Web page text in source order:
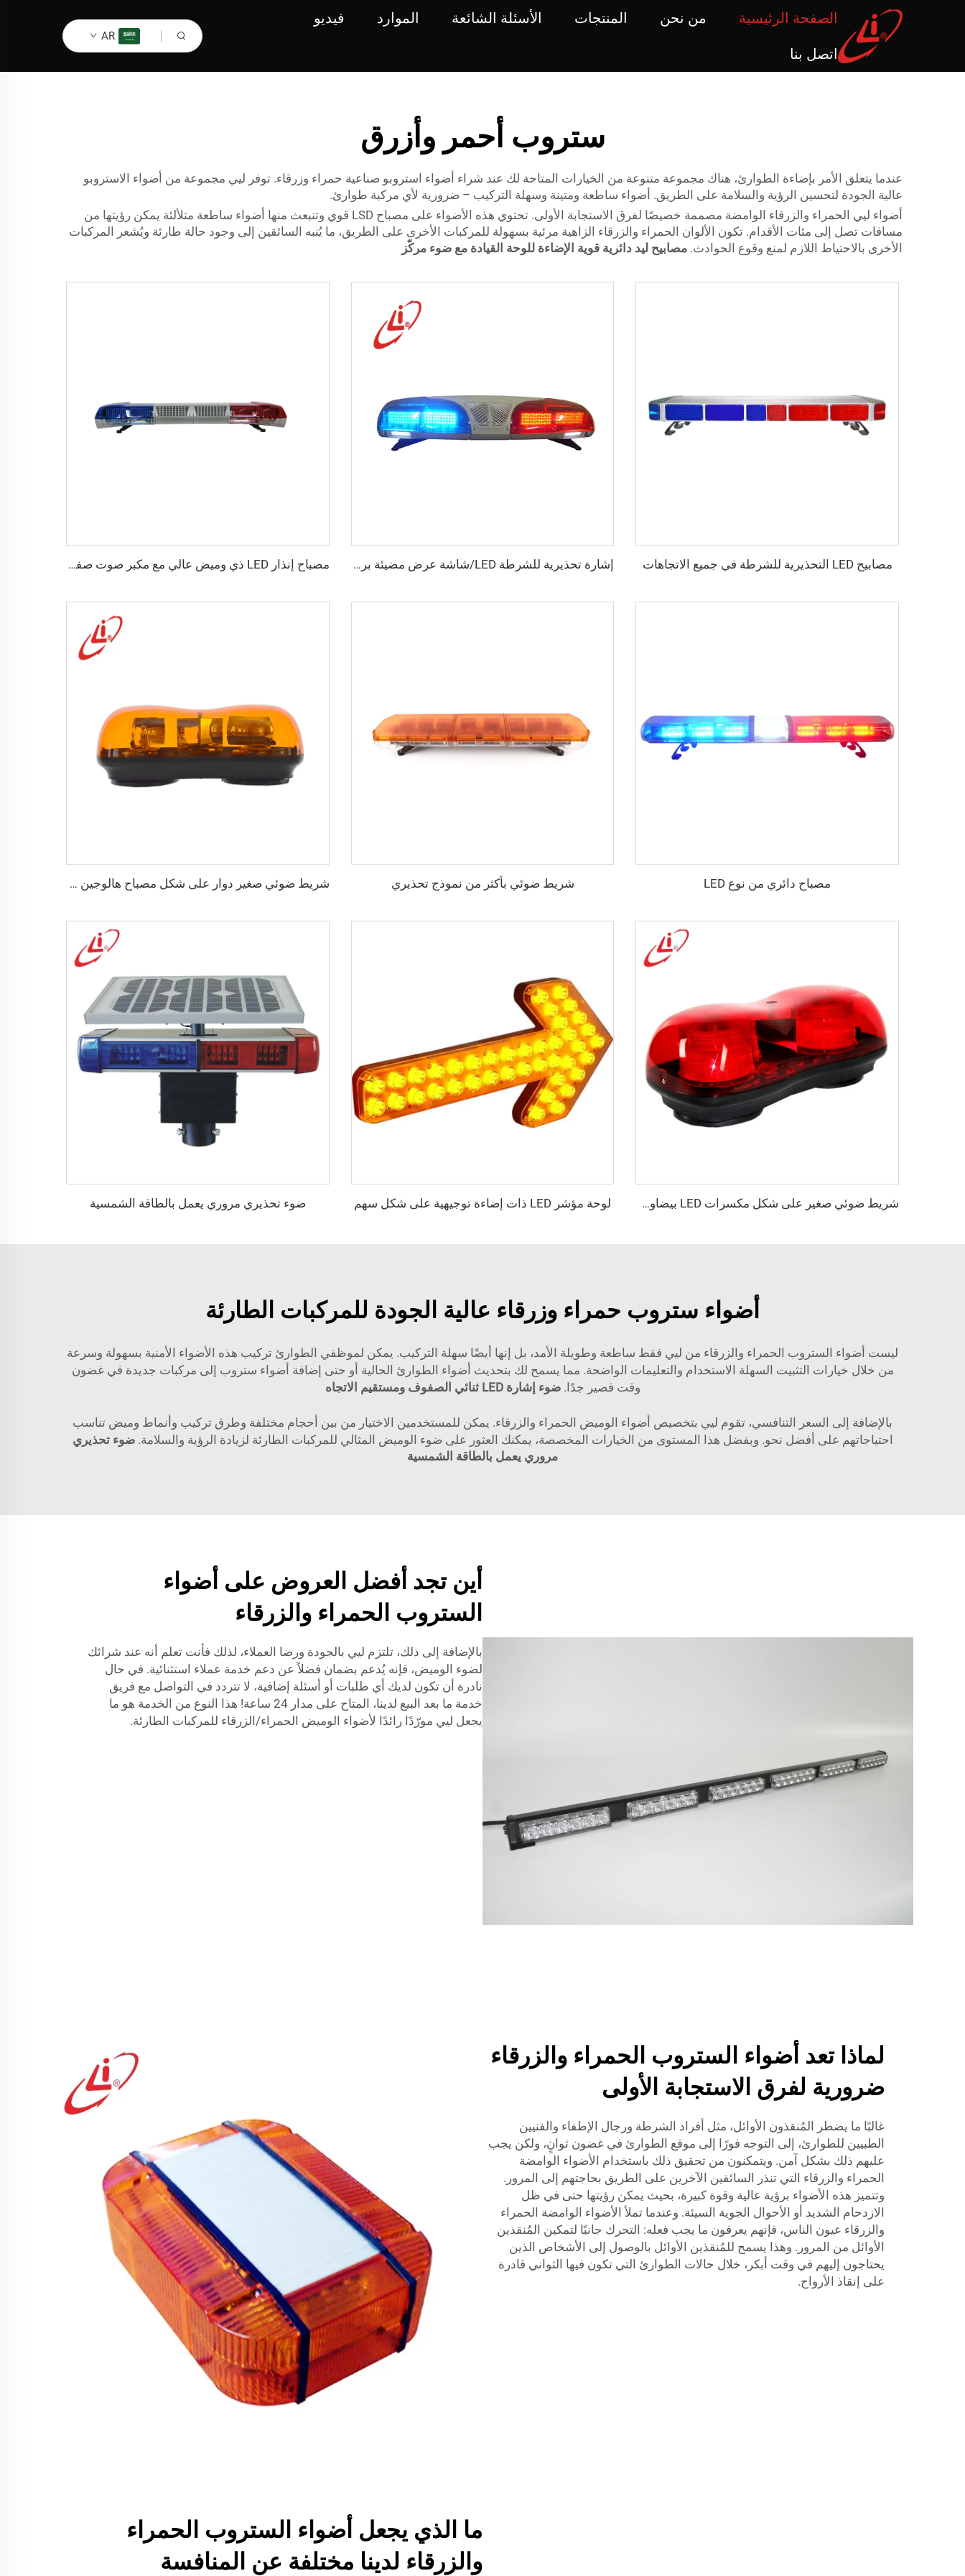
الصفحة الرئيسية من نحن المنتجات الأسئلة الشائعة الموارد فيديو
اتصل بنا
AR
ستروب أحمر وأزرق
عندما يتعلق الأمر بإضاءة الطوارئ، هناك مجموعة متنوعة من الخيارات المتاحة لك عند شراء أضواء استروبو صناعية حمراء وزرقاء. توفر ليي مجموعة من أضواء الاستروبو
عالية الجودة لتحسين الرؤية والسلامة على الطريق. أضواء ساطعة ومتينة وسهلة التركيب – ضرورية لأي مركبة طوارئ.
أضواء ليي الحمراء والزرقاء الوامضة مصممة خصيصًا لفرق الاستجابة الأولى. تحتوي هذه الأضواء على مصباح LSD قوي وتنبعث منها أضواء ساطعة متلألئة يمكن رؤيتها من
مسافات تصل إلى مئات الأقدام. تكون الألوان الحمراء والزرقاء الزاهية مرئية بسهولة للمركبات الأخرى على الطريق، ما يُنبه السائقين إلى وجود حالة طارئة ويُشعر المركبات
الأخرى بالاحتياط اللازم لمنع وقوع الحوادث. مصابيح ليد دائرية قوية الإضاءة للوحة القيادة مع ضوء مركّز
مصابيح LED التحذيرية للشرطة في جميع الاتجاهات إشارة تحذيرية للشرطة LED/شاشة عرض مضيئة برتقالية زاهية مصباح إنذار LED ذي وميض عالي مع مكبر صوت صفارة
مصباح دائري من نوع LED شريط ضوئي بأكثر من نموذج تحذيري شريط ضوئي صغير دوار على شكل مصباح هالوجين بيضاوي الشكل
شريط ضوئي صغير على شكل مكسرات LED بيضاوي الشكل لوحة مؤشر LED ذات إضاءة توجيهية على شكل سهم ضوء تحذيري مروري يعمل بالطاقة الشمسية
أضواء ستروب حمراء وزرقاء عالية الجودة للمركبات الطارئة
ليست أضواء الستروب الحمراء والزرقاء من ليي فقط ساطعة وطويلة الأمد، بل إنها أيضًا سهلة التركيب. يمكن لموظفي الطوارئ تركيب هذه الأضواء الأمنية بسهولة وسرعة
من خلال خيارات التثبيت السهلة الاستخدام والتعليمات الواضحة. مما يسمح لك بتحديث أضواء الطوارئ الحالية أو حتى إضافة أضواء ستروب إلى مركبات جديدة في غضون
وقت قصير جدًا.ضوء إشارة LED ثنائي الصفوف ومستقيم الاتجاه
بالإضافة إلى السعر التنافسي، تقوم ليي بتخصيص أضواء الوميض الحمراء والزرقاء. يمكن للمستخدمين الاختيار من بين أحجام مختلفة وطرق تركيب وأنماط وميض تناسب
احتياجاتهم على أفضل نحو. وبفضل هذا المستوى من الخيارات المخصصة، يمكنك العثور على ضوء الوميض المثالي للمركبات الطارئة لزيادة الرؤية والسلامة.ضوء تحذيري
مروري يعمل بالطاقة الشمسية
أين تجد أفضل العروض على أضواء
الستروب الحمراء والزرقاء
بالإضافة إلى ذلك، تلتزم ليي بالجودة ورضا العملاء، لذلك فأنت تعلم أنه عند شرائك
لضوء الوميض، فإنه يُدعم بضمان فضلاً عن دعم خدمة عملاء استثنائية. في حال
نادرة أن تكون لديك أي طلبات أو أسئلة إضافية، لا تتردد في التواصل مع فريق
خدمة ما بعد البيع لدينا، المتاح على مدار 24 ساعة! هذا النوع من الخدمة هو ما
يجعل ليي مورّدًا رائدًا لأضواء الوميض الحمراء/الزرقاء للمركبات الطارئة.
لماذا تعد أضواء الستروب الحمراء والزرقاء
ضرورية لفرق الاستجابة الأولى
غالبًا ما يضطر المُنقذون الأوائل، مثل أفراد الشرطة ورجال الإطفاء والفنيين
الطبيين للطوارئ، إلى التوجه فورًا إلى موقع الطوارئ في غضون ثوانٍ، ولكن يجب
عليهم ذلك بشكل آمن. ويتمكنون من تحقيق ذلك باستخدام الأضواء الوامضة
الحمراء والزرقاء التي تنذر السائقين الآخرين على الطريق بحاجتهم إلى المرور.
وتتميز هذه الأضواء برؤية عالية وقوة كبيرة، بحيث يمكن رؤيتها حتى في ظل
الازدحام الشديد أو الأحوال الجوية السيئة. وعندما تملأ الأضواء الوامضة الحمراء
والزرقاء عيون الناس، فإنهم يعرفون ما يجب فعله: التحرك جانبًا لتمكين المُنقذين
الأوائل من المرور. وهذا يسمح للمُنقذين الأوائل بالوصول إلى الأشخاص الذين
يحتاجون إليهم في وقت أبكر، خلال حالات الطوارئ التي تكون فيها الثواني قادرة
على إنقاذ الأرواح.
ما الذي يجعل أضواء الستروب الحمراء
والزرقاء لدينا مختلفة عن المنافسة